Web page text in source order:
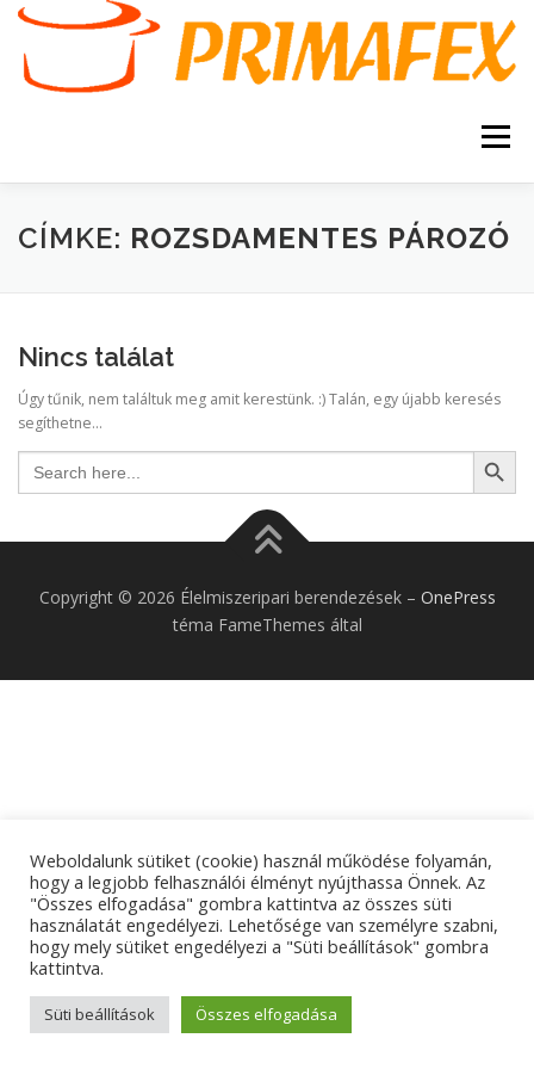
Tovább
tartalomhoz
Menü
KEZDŐOLDAL KAPCSOLAT TERMÉKEK
VÁSÁRLÁSI FELTÉTELEK
CÍMKE: ROZSDAMENTES PÁROZÓ
Nincs találat
Úgy tűnik, nem találtuk meg amit kerestünk. :) Talán, egy újabb keresés
segíthetne...
Search
for:
Search Button
Copyright © 2026 Élelmiszeripari berendezések – OnePress
téma FameThemes által
Weboldalunk sütiket (cookie) használ működése folyamán,
hogy a legjobb felhasználói élményt nyújthassa Önnek. Az
"Összes elfogadása" gombra kattintva az összes süti
használatát engedélyezi. Lehetősége van személyre szabni,
hogy mely sütiket engedélyezi a "Süti beállítások" gombra
kattintva.
Süti beállítások Összes elfogadása